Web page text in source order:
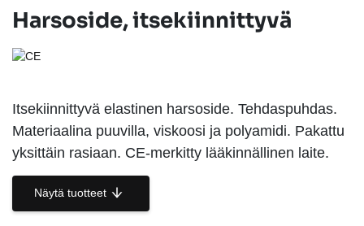
Harsoside, itsekiinnittyvä
Itsekiinnittyvä elastinen harsoside. Tehdaspuhdas.
Materiaalina puuvilla, viskoosi ja polyamidi. Pakattu
yksittäin rasiaan. CE-merkitty lääkinnällinen laite.
Näytä tuotteet